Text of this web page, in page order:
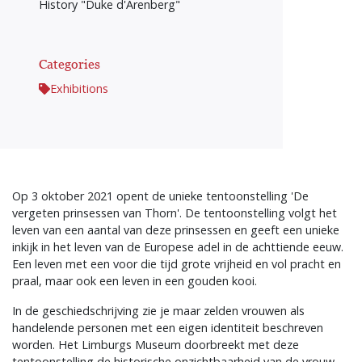
History "Duke d'Arenberg"
Categories
Exhibitions
Op 3 oktober 2021 opent de unieke tentoonstelling 'De
vergeten prinsessen van Thorn'. De tentoonstelling volgt het
leven van een aantal van deze prinsessen en geeft een unieke
inkijk in het leven van de Europese adel in de achttiende eeuw.
Een leven met een voor die tijd grote vrijheid en vol pracht en
praal, maar ook een leven in een gouden kooi.
In de geschiedschrijving zie je maar zelden vrouwen als
handelende personen met een eigen identiteit beschreven
worden. Het Limburgs Museum doorbreekt met deze